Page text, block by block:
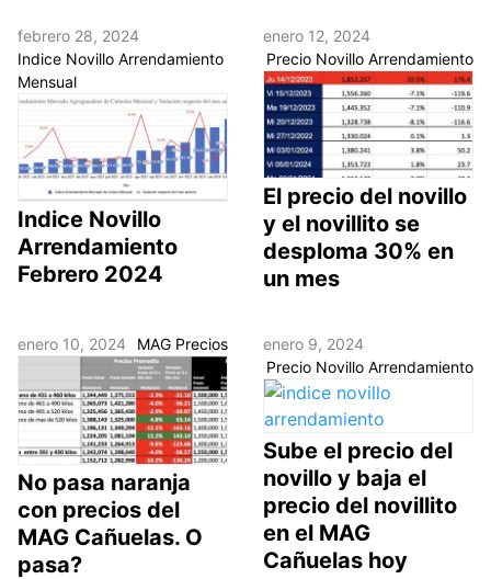
febrero 28, 2024
Indice Novillo Arrendamiento
Mensual
Indice Novillo
Arrendamiento
Febrero 2024
enero 12, 2024
Precio Novillo Arrendamiento
El precio del novillo
y el novillito se
desploma 30% en
un mes
enero 10, 2024 MAG Precios
No pasa naranja
con precios del
MAG Cañuelas. O
pasa?
enero 9, 2024
Precio Novillo Arrendamiento
Sube el precio del
novillo y baja el
precio del novillito
en el MAG
Cañuelas hoy